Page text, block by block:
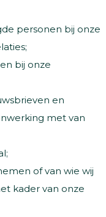
personen bij onze
bij onze
en
met van
of van wie wij
kader van onze